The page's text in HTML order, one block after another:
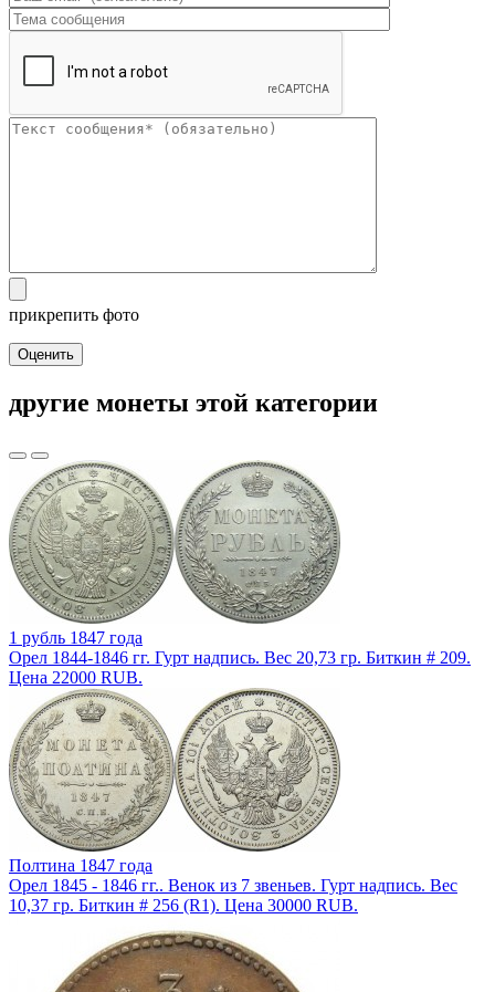
прикрепить фото
Оценить
другие монеты этой категории
1 рубль 1847 года
Орел 1844-1846 гг. Гурт надпись. Вес 20,73 гр. Биткин # 209.
Цена 22000 RUB.
Полтина 1847 года
Орел 1845 - 1846 гг.. Венок из 7 звеньев. Гурт надпись. Вес
10,37 гр. Биткин # 256 (R1). Цена 30000 RUB.